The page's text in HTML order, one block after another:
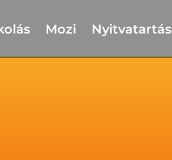
Mozi Nyitvatartás